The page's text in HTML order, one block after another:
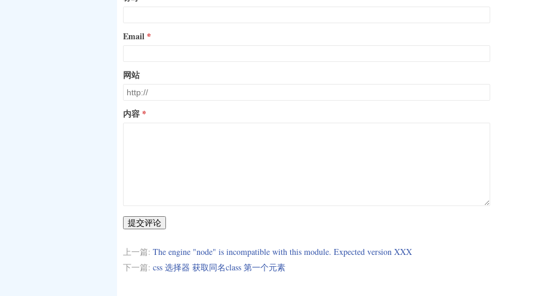
Email
网站
内容
提交评论
上一篇: The engine "node" is incompatible with this module. Expected version XXX
下一篇: css 选择器 获取同名class 第一个元素